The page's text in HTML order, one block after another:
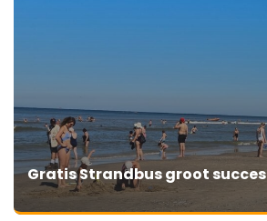
Gratis Strandbus groot succes